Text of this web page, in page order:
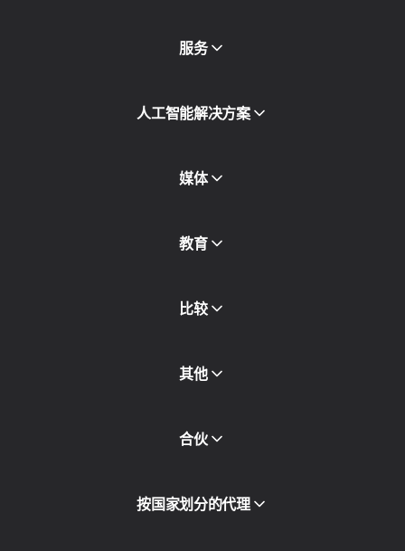
服务
移动代理
住宅代理
代理目录
人工智能解决方案
媒体
博客和文章
合作伙伴
教育
免费书
比较
其他
API访问
集成
合伙
合作伙伴计划
转售
按国家划分的代理